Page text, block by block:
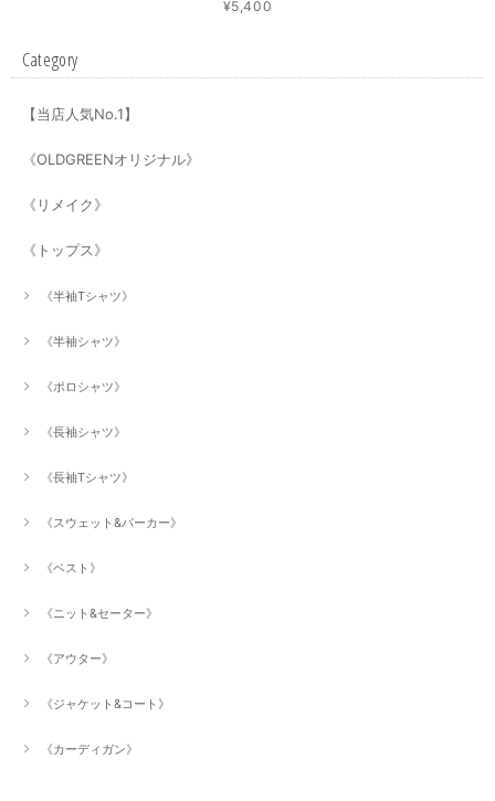
¥5,400
Category
【当店人気No.1】
《OLDGREENオリジナル》
《リメイク》
《トップス》
《半袖Tシャツ》
《半袖シャツ》
《ポロシャツ》
《長袖シャツ》
《長袖Tシャツ》
《スウェット&パーカー》
《ベスト》
《ニット&セーター》
《アウター》
《ジャケット&コート》
《カーディガン》